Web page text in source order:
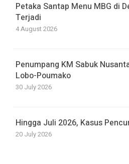
Petaka Santap Menu MBG di
Terjadi
4 August 2026
Penumpang KM Sabuk
Lobo-Poumako
30 July 2026
Hingga Juli 2026, Kasus
20 July 2026